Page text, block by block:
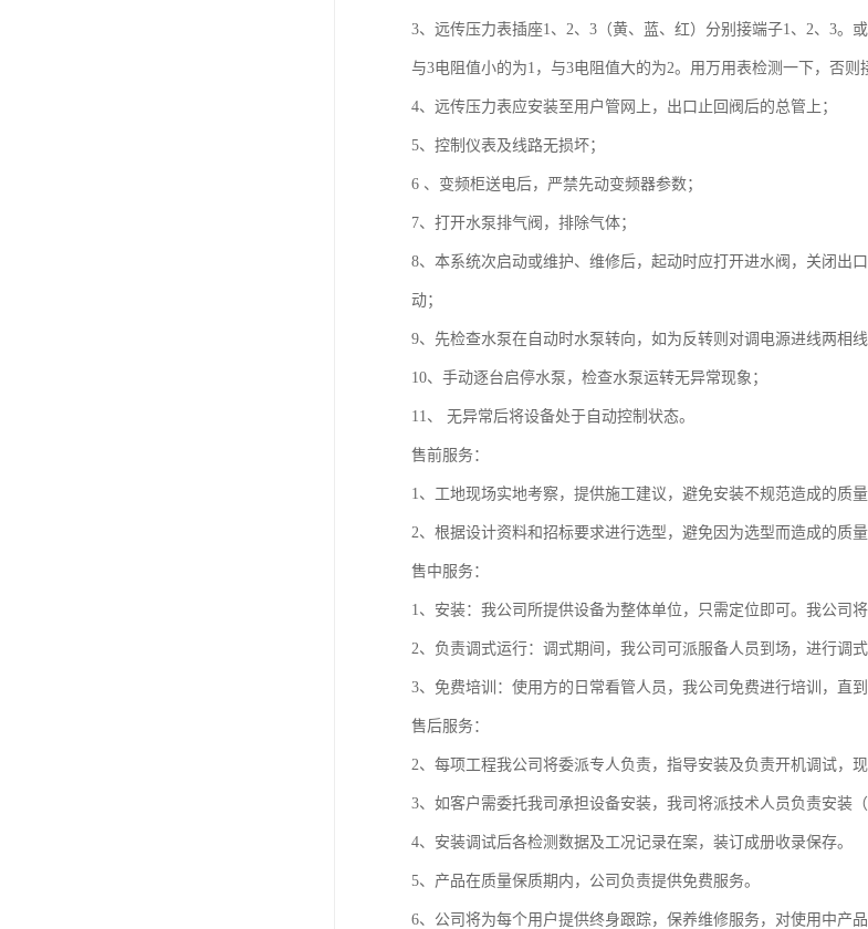
3、远传压力表插座1、2、3（黄、蓝、红）分别接端子1、2、3。
与3电阻值小的为1，与3电阻值大的为2。用万用表检测一下，否则
4、远传压力表应安装至用户管网上，出口止回阀后的总管上；
5、控制仪表及线路无损坏；
6 、变频柜送电后，严禁先动变频器参数；
7、打开水泵排气阀，排除气体；
8、本系统次启动或维护、维修后，起动时应打开进水阀，关闭出
动；
9、先检查水泵在自动时水泵转向，如为反转则对调电源进线两相
10、手动逐台启停水泵，检查水泵运转无异常现象；
11、 无异常后将设备处于自动控制状态。
售前服务：
1、工地现场实地考察，提供施工建议，避免安装不规范造成的质量
2、根据设计资料和招标要求进行选型，避免因为选型而造成的质量
售中服务：
1、安装：我公司所提供设备为整体单位，只需定位即可。我公司
2、负责调式运行：调式期间，我公司可派服备人员到场，进行调式
3、免费培训：使用方的日常看管人员，我公司免费进行培训，直
售后服务：
2、每项工程我公司将委派专人负责，指导安装及负责开机调试，现
3、如客户需委托我司承担设备安装，我司将派技术人员负责安装（
4、安装调试后各检测数据及工况记录在案，装订成册收录保存。
5、产品在质量保质期内，公司负责提供免费服务。
6、公司将为每个用户提供终身跟踪，保养维修服务，对使用中产